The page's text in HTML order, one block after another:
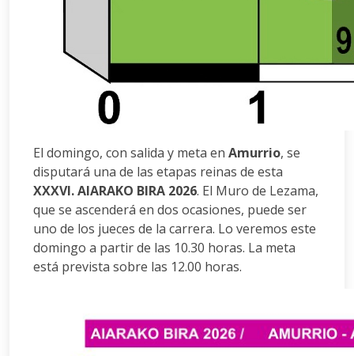
El domingo, con salida y meta en Amurrio, se
disputará una de las etapas reinas de esta
XXXVI. AIARAKO BIRA 2026. El Muro de Lezama,
que se ascenderá en dos ocasiones, puede ser
uno de los jueces de la carrera. Lo veremos este
domingo a partir de las 10.30 horas. La meta
está prevista sobre las 12.00 horas.